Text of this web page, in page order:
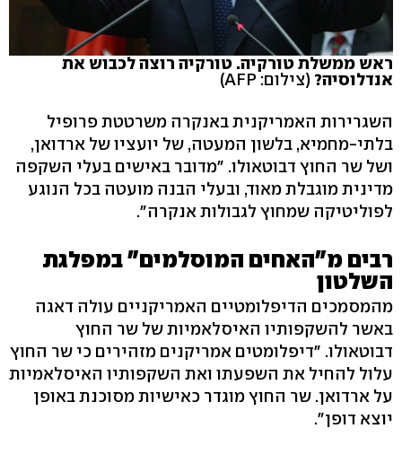
ראש ממשלת טורקיה. טורקיה רוצה לכבוש את
אנדלוסיה? (צילום: AFP)
השגרירות האמריקנית באנקרה משרטטת פרופיל
בלתי-מחמיא, בלשון המעטה, של יועציו של ארדואן,
ושל שר החוץ דבוטאולו. "מדובר באישים בעלי השקפה
מדינית מוגבלת מאוד, ובעלי הבנה מועטה בכל הנוגע
לפוליטיקה שמחוץ לגבולות אנקרה".
רבים מ"האחים המוסלמים" במפלגת
השלטון
מהמסמכים הדיפלומטיים האמריקניים עולה דאגה
באשר להשקפותיו האיסלאמיות של שר החוץ
דבוטאולו. "דיפלומטים אמריקנים מזהירים כי שר החוץ
עלול להחיל את השפעתו ואת השקפותיו האיסלאמיות
על ארדואן. שר החוץ מוגדר כאישיות מסוכנת באופן
יוצא דופן".